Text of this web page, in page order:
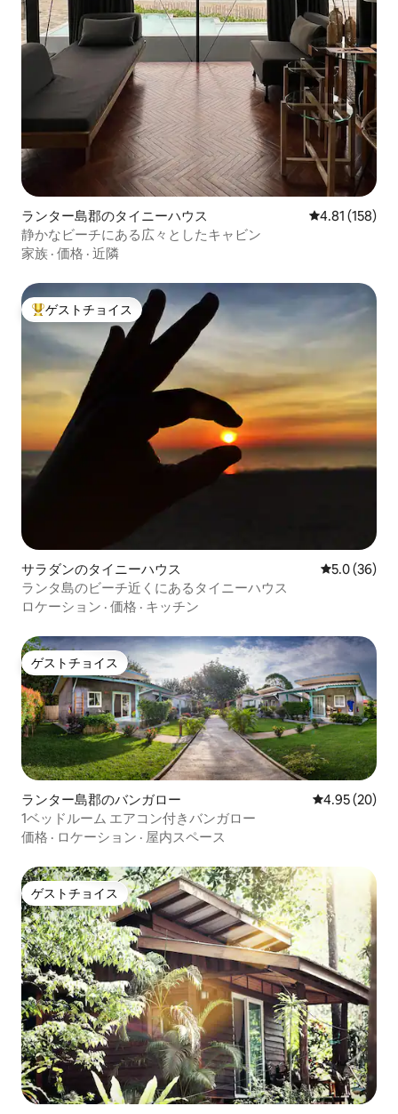
ランター島郡のタイニーハウス レビュー158
4.81 (158)
静かなビーチにある広々としたキャビン
家族 · 価格 · 近隣
大好評のゲストチョイスです。
ゲストチョイス
サラダンのタイニーハウス レビュー36
5.0 (36)
ランタ島のビーチ近くにあるタイニーハウス
ロケーション · 価格 · キッチン
ゲストチョイス
ゲストチョイス
ランター島郡のバンガロー レビュー20
4.95 (20)
1ベッドルーム エアコン付きバンガロー
価格 · ロケーション · 屋内スペース
ゲストチョイス
ゲストチョイス